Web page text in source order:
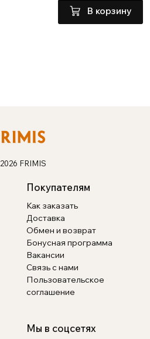
В корзину
FRIMIS
Покупателям
Как заказать
Доставка
Обмен и возврат
Бонусная программа
Вакансии
Связь с нами
Пользовательское
соглашение
Мы в соцсетях